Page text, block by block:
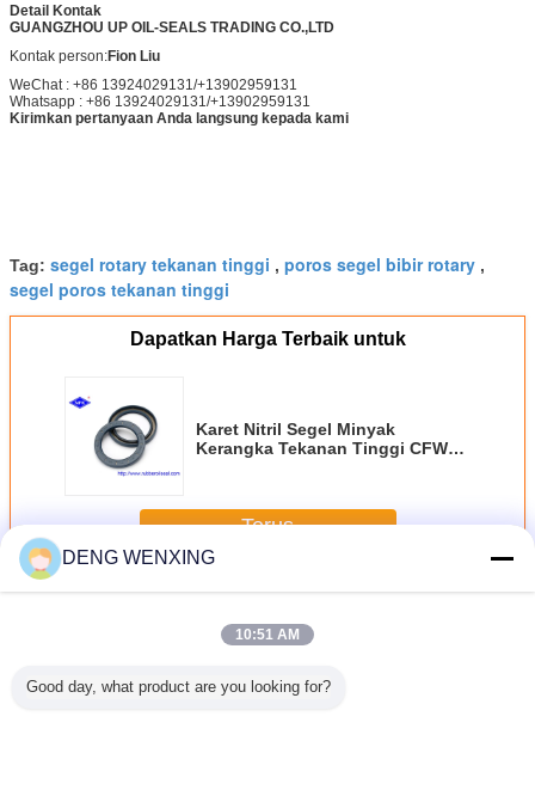
Detail Kontak
GUANGZHOU UP OIL-SEALS TRADING CO.,LTD
Kontak person:Fion Liu
WeChat : +86 13924029131/+13902959131
Whatsapp : +86 13924029131/+13902959131
Kirimkan pertanyaan Anda langsung kepada kami
Tag: segel rotary tekanan tinggi , poros segel bibir rotary ,
segel poros tekanan tinggi
Dapatkan Harga Terbaik untuk
Karet Nitril Segel Minyak
Kerangka Tekanan Tinggi CFW
Terus
LebihSegel Minyak Tekanan Tinggi
DENG WENXING
10:51 AM
Good day, what product are you looking for?